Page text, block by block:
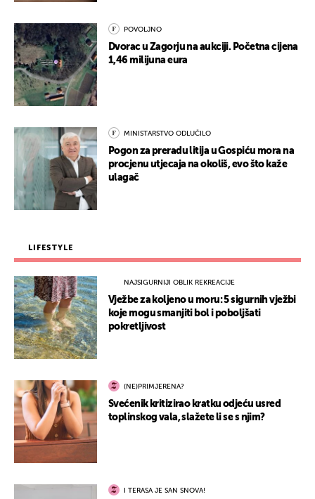
POVOLJNO
Dvorac u Zagorju na aukciji. Početna cijena
1,46 milijuna eura
MINISTARSTVO ODLUČILO
Pogon za preradu litija u Gospiću mora na
procjenu utjecaja na okoliš, evo što kaže
ulagač
LIFESTYLE
NAJSIGURNIJI OBLIK REKREACIJE
Vježbe za koljeno u moru: 5 sigurnih vježbi
koje mogu smanjiti bol i poboljšati
pokretljivost
(NE)PRIMJERENA?
Svećenik kritizirao kratku odjeću usred
toplinskog vala, slažete li se s njim?
I TERASA JE SAN SNOVA!